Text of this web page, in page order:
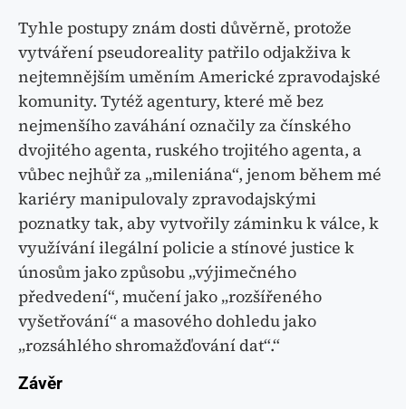
Tyhle postupy znám dosti důvěrně, protože
vytváření pseudoreality patřilo odjakživa k
nejtemnějším uměním Americké zpravodajské
komunity. Tytéž agentury, které mě bez
nejmenšího zaváhání označily za čínského
dvojitého agenta, ruského trojitého agenta, a
vůbec nejhůř za „mileniána“, jenom během mé
kariéry manipulovaly zpravodajskými
poznatky tak, aby vytvořily záminku k válce, k
využívání ilegální policie a stínové justice k
únosům jako způsobu „výjimečného
předvedení“, mučení jako „rozšířeného
vyšetřování“ a masového dohledu jako
„rozsáhlého shromažďování dat“.“
Závěr